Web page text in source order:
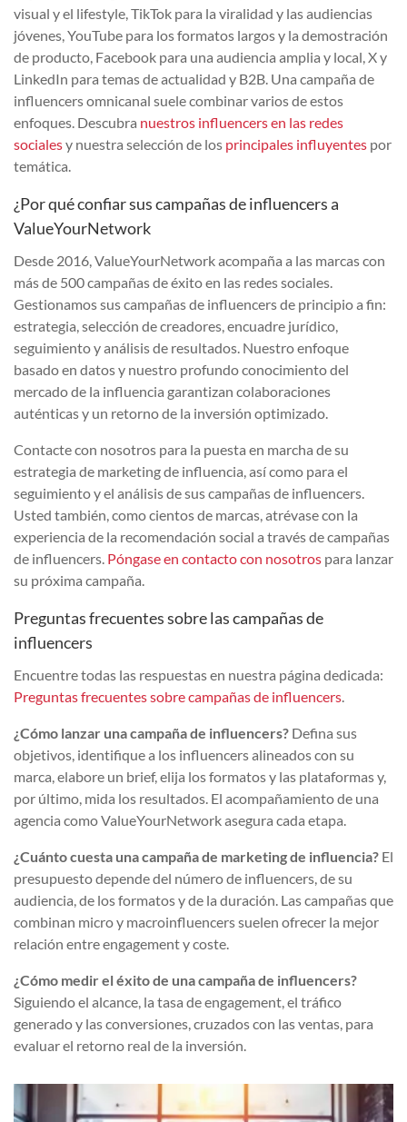
visual y el lifestyle, TikTok para la viralidad y las audiencias
jóvenes, YouTube para los formatos largos y la demostración
de producto, Facebook para una audiencia amplia y local, X y
LinkedIn para temas de actualidad y B2B. Una campaña de
influencers omnicanal suele combinar varios de estos
enfoques. Descubra nuestros influencers en las redes
socialesy nuestra selección de los principales influyentes por
temática.
¿Por qué confiar sus campañas de influencers a
ValueYourNetwork
Desde 2016, ValueYourNetwork acompaña a las marcas con
más de 500 campañas de éxito en las redes sociales.
Gestionamos sus campañas de influencers de principio a fin:
estrategia, selección de creadores, encuadre jurídico,
seguimiento y análisis de resultados. Nuestro enfoque
basado en datos y nuestro profundo conocimiento del
mercado de la influencia garantizan colaboraciones
auténticas y un retorno de la inversión optimizado.
Contacte con nosotros para la puesta en marcha de su
estrategia de marketing de influencia, así como para el
seguimiento y el análisis de sus campañas de influencers.
Usted también, como cientos de marcas, atrévase con la
experiencia de la recomendación social a través de campañas
de influencers. Póngase en contacto con nosotros para lanzar
su próxima campaña.
Preguntas frecuentes sobre las campañas de
influencers
Encuentre todas las respuestas en nuestra página dedicada:
Preguntas frecuentes sobre campañas de influencers.
¿Cómo lanzar una campaña de influencers? Defina sus
objetivos, identifique a los influencers alineados con su
marca, elabore un brief, elija los formatos y las plataformas y,
por último, mida los resultados. El acompañamiento de una
agencia como ValueYourNetwork asegura cada etapa.
¿Cuánto cuesta una campaña de marketing de influencia? El
presupuesto depende del número de influencers, de su
audiencia, de los formatos y de la duración. Las campañas que
combinan micro y macroinfluencers suelen ofrecer la mejor
relación entre engagement y coste.
¿Cómo medir el éxito de una campaña de influencers?
Siguiendo el alcance, la tasa de engagement, el tráfico
generado y las conversiones, cruzados con las ventas, para
evaluar el retorno real de la inversión.